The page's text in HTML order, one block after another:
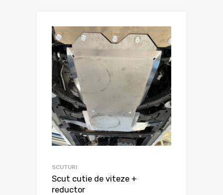
SCUTURI
Scut cutie de viteze +
reductor